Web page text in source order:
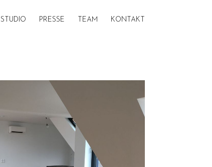
STUDIO PRESSE TEAM KONTAKT